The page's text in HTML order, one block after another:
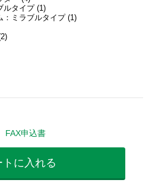
ルタイプ (1)
：ミラブルタイプ (1)
FAX申込書
トに入れる